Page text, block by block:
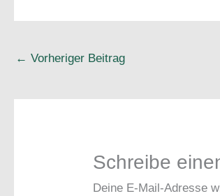
← Vorheriger Beitrag
Schreibe
Deine E-Mail-Adresse